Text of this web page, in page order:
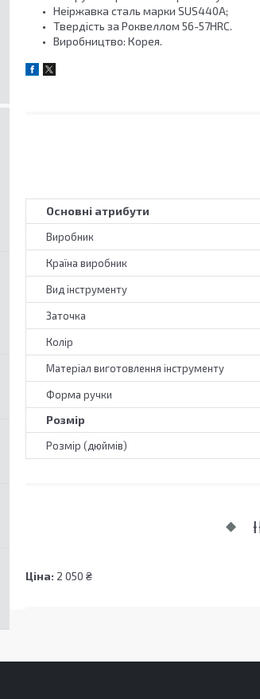
Неіржавка сталь марки SUS440А;
Твердість за Роквеллом 56-57HRC.
Виробництво: Корея.
Основні атрибути
Виробник
Країна виробник
Вид інструменту
Заточка
Колір
Матеріал виготовлення інструменту
Форма ручки
Розмір
Розмір (дюймів)
Ціна: 2 050 ₴